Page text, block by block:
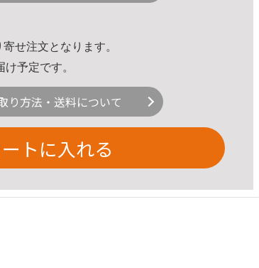
せ注文となります。
予定です。
り方法・送料について
トに入れる